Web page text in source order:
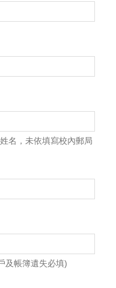
名，未依填寫校內郵局
及帳簿遺失必填)